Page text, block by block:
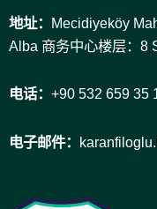
地址： Mecidiyeköy
Alba 商务中心楼层：8
电话： +90 532 659 35
电子邮件：